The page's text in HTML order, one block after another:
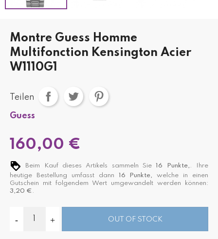
Montre Guess Homme
Multifonction Kensington Acier
W1110G1
Teilen
Guess
160,00 €
Beim Kauf dieses Artikels sammeln Sie16 Punkte, . Ihre
heutige Bestellung umfasst dann 16 Punkte,
welche in einen
Gutschein mit folgendem Wert umgewandelt werden können:
3,20 € .
OUT OF STOCK